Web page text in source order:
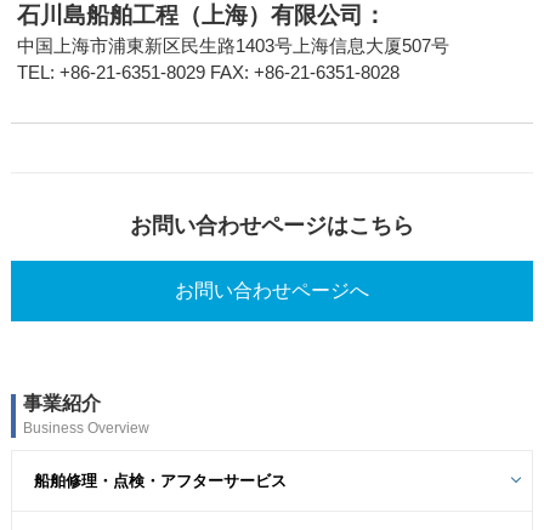
石川島船舶工程（上海）有限公司：
中国上海市浦東新区民生路1403号上海信息大厦507号
TEL: +86-21-6351-8029 FAX: +86-21-6351-8028
お問い合わせページはこちら
お問い合わせページへ
事業紹介
Business Overview
船舶修理・点検・アフターサービス